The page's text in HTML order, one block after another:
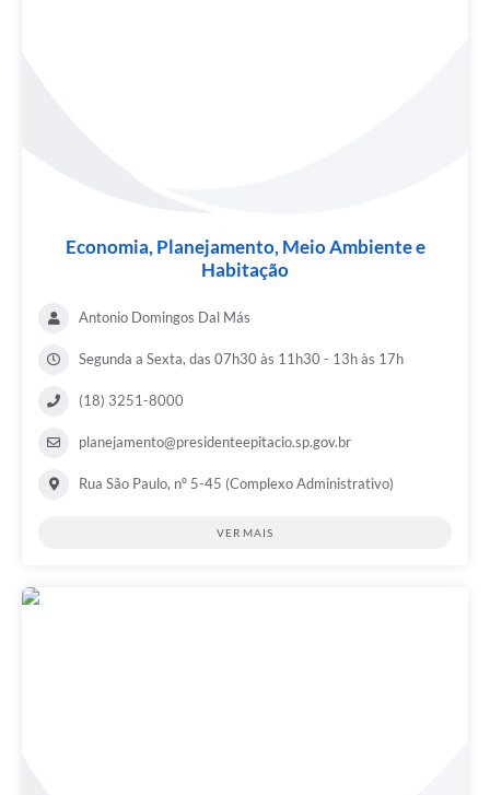
Economia, Planejamento, Meio Ambiente e
Habitação
Antonio Domingos Dal Más
Segunda a Sexta, das 07h30 às 11h30 - 13h às 17h
(18) 3251-8000
planejamento@presidenteepitacio.sp.gov.br
Rua São Paulo, nº 5-45 (Complexo Administrativo)
VER MAIS